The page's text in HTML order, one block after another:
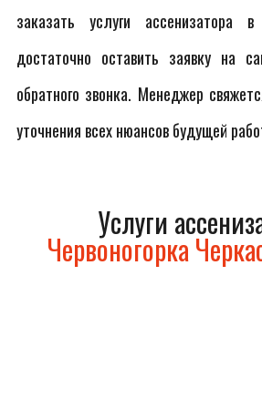
заказать услуги ассенизатора
достаточно оставить заявку на
обратного звонка. Менеджер
уточнения всех нюансов будущей
Услуги
Червоногорка